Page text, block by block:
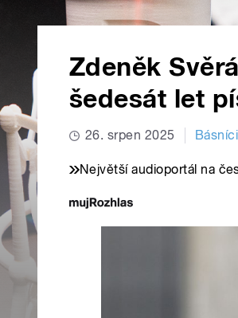
Zdeněk
šedesát let
26. srpen 2025
Největší audioportál na